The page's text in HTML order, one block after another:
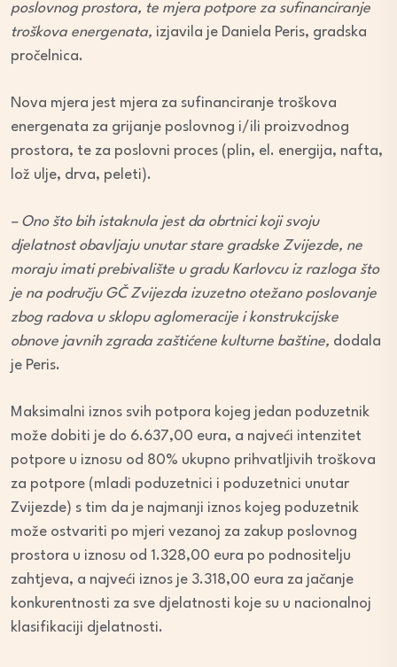
poslovnog prostora, te mjera potpore za sufinanciranje
troškova energenata, izjavila je Daniela Peris, gradska
pročelnica.
Nova mjera jest mjera za sufinanciranje troškova
energenata za grijanje poslovnog i/ili proizvodnog
prostora, te za poslovni proces (plin, el. energija, nafta,
lož ulje, drva, peleti).
– Ono što bih istaknula jest da obrtnici koji svoju
djelatnost obavljaju unutar stare gradske Zvijezde, ne
moraju imati prebivalište u gradu Karlovcu iz razloga što
je na području GČ Zvijezda izuzetno otežano poslovanje
zbog radova u sklopu aglomeracije i konstrukcijske
obnove javnih zgrada zaštićene kulturne baštine, dodala
je Peris.
Maksimalni iznos svih potpora kojeg jedan poduzetnik
može dobiti je do 6.637,00 eura, a najveći intenzitet
potpore u iznosu od 80% ukupno prihvatljivih troškova
za potpore (mladi poduzetnici i poduzetnici unutar
Zvijezde) s tim da je najmanji iznos kojeg poduzetnik
može ostvariti po mjeri vezanoj za zakup poslovnog
prostora u iznosu od 1.328,00 eura po podnositelju
zahtjeva, a najveći iznos je 3.318,00 eura za jačanje
konkurentnosti za sve djelatnosti koje su u nacionalnoj
klasifikaciji djelatnosti.